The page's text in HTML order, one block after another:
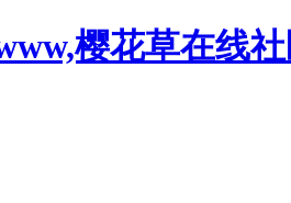
樱花草在线